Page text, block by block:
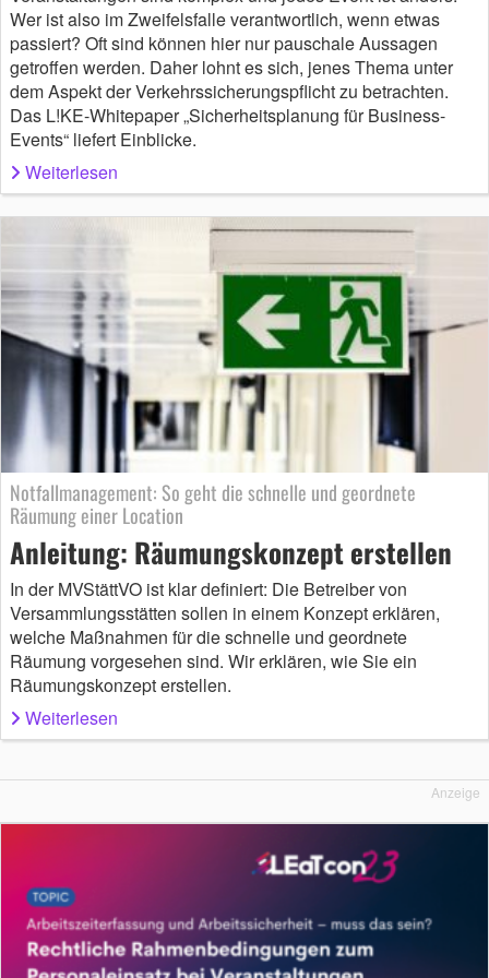
Wer ist also im Zweifelsfalle verantwortlich, wenn etwas
passiert? Oft sind können hier nur pauschale Aussagen
getroffen werden. Daher lohnt es sich, jenes Thema unter
dem Aspekt der Verkehrssicherungspflicht zu betrachten.
Das L!KE-Whitepaper „Sicherheitsplanung für Business-
Events“ liefert Einblicke.
Weiterlesen
Notfallmanagement: So geht die schnelle und geordnete
Räumung einer Location
Anleitung: Räumungskonzept erstellen
In der MVStättVO ist klar definiert: Die Betreiber von
Versammlungsstätten sollen in einem Konzept erklären,
welche Maßnahmen für die schnelle und geordnete
Räumung vorgesehen sind. Wir erklären, wie Sie ein
Räumungskonzept erstellen.
Weiterlesen
Anzeige